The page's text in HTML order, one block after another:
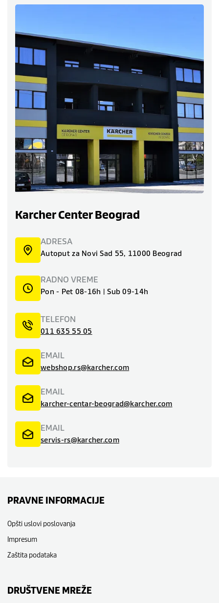
Karcher Center Beograd
ADRESA
Autoput za Novi Sad 55, 11000 Beograd
RADNO VREME
Pon - Pet 08-16h | Sub 09-14h
TELEFON
011 635 55 05
EMAIL
webshop.rs@karcher.com
EMAIL
karcher-centar-beograd@karcher.com
EMAIL
servis-rs@karcher.com
PRAVNE INFORMACIJE
Opšti uslovi poslovanja
Impresum
Zaštita podataka
DRUŠTVENE MREŽE